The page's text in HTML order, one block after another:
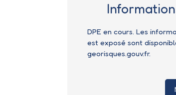
DPE en cours. Les
est exposé sont
georisques.gouv.fr.